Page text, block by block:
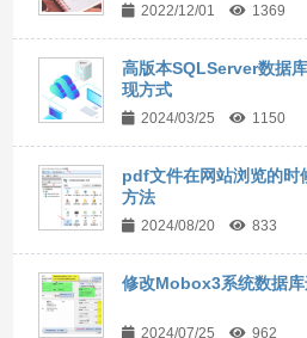
2022/12/01 1369
高版本SQLServer数据
现方式
2024/03/25 1150
pdf文件在网站浏览的时
方法
2024/08/20 833
修改Mobox3系统数据
2024/07/25 962